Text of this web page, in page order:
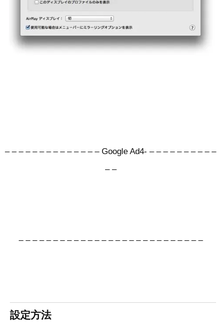
– – – – – – – – – – – – – – Google Ad4- – – – – – – – – – –
– –
– – – – – – – – – – – – – – – – – – – – – – – – – – –
設定方法